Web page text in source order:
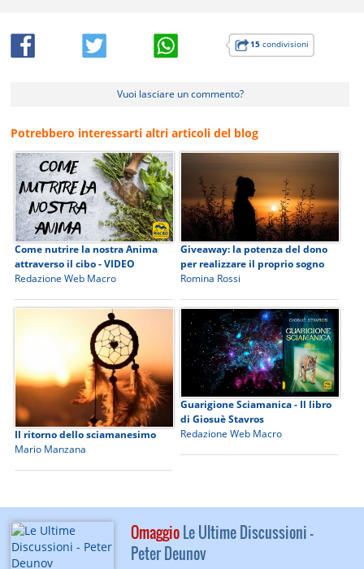
15condivisioni
Vuoi lasciare un commento?
Potrebbero interessarti altri articoli del blog
Come nutrire la nostra Anima
attraverso il cibo - VIDEO
Redazione Web Macro
Giveaway: la potenza del dono
per realizzare il proprio sogno
Romina Rossi
Il ritorno dello sciamanesimo
Mario Manzana
Guarigione Sciamanica - Il libro
di Giosuè Stavros
Redazione Web Macro
OmaggioLe Ultime Discussioni -
Peter Deunov